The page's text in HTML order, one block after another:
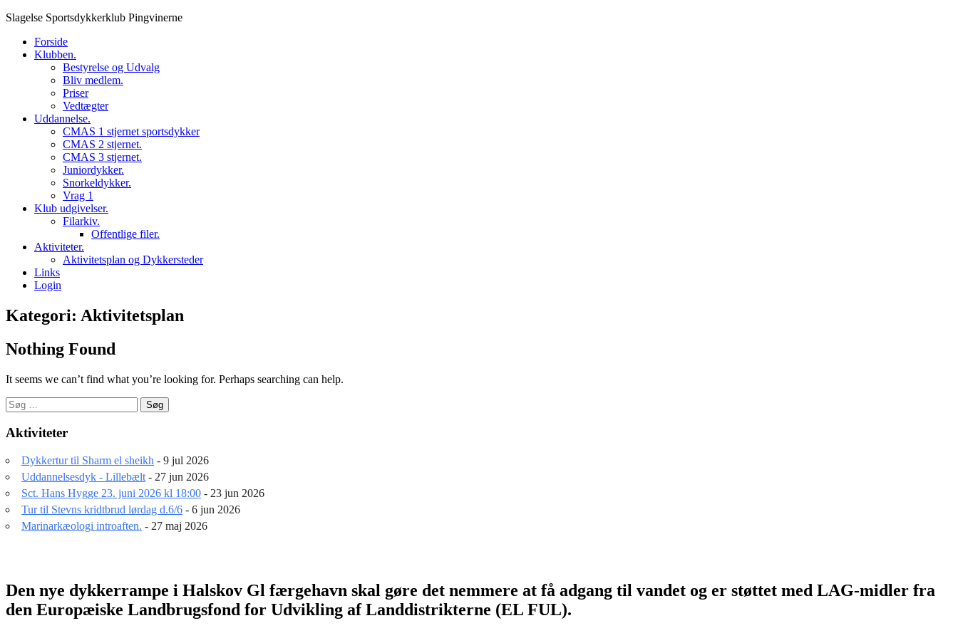
Skip
content
Slagelse Sportsdykkerklub Pingvinerne
Forside
Klubben.
Bestyrelse og Udvalg
Bliv medlem.
Priser
Vedtægter
Uddannelse.
CMAS 1 stjernet sportsdykker
CMAS 2 stjernet.
CMAS 3 stjernet.
Juniordykker.
Snorkeldykker.
Vrag 1
Klub udgivelser.
Filarkiv.
Offentlige filer.
Aktiviteter.
Aktivitetsplan og Dykkersteder
Links
Login
Kategori: Aktivitetsplan
Nothing Found
It seems we can’t find what you’re looking for. Perhaps searching can help.
Søg
efter:
Aktiviteter
Dykkertur til Sharm el sheikh - 9 jul 2026
Uddannelsesdyk - Lillebælt - 27 jun 2026
Sct. Hans Hygge 23. juni 2026 kl 18:00 - 23 jun 2026
Tur til Stevns kridtbrud lørdag d.6/6 - 6 jun 2026
Marinarkæologi introaften. - 27 maj 2026
Den nye dykkerrampe i Halskov Gl færgehavn skal gøre det nemmere at få adgang til vandet og er støttet med LAG-midler fra
den Europæiske Landbrugsfond for Udvikling af Landdistrikterne (EL FUL).